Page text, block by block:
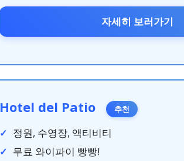
자세히 보러가기
Hotel del Patio 추천
정원, 수영장, 액티비티
무료 와이파이 빵빵!